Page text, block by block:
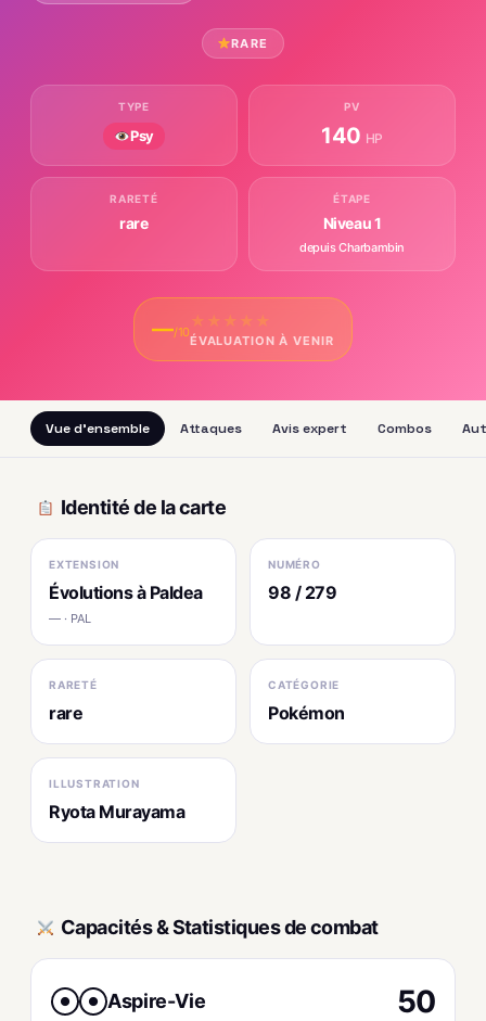
RARE
TYPE
Psy
PV
140 HP
RARETÉ
rare
ÉTAPE
Niveau 1
depuis Charbambin
—/10
★ ★ ★ ★ ★
ÉVALUATION À VENIR
Vue d'ensemble Attaques Avis expert Combos
Identité de la carte
EXTENSION
Évolutions à Paldea
— · PAL
NUMÉRO
98 / 279
RARETÉ
rare
CATÉGORIE
Pokémon
ILLUSTRATION
Ryota Murayama
Capacités & Statistiques de combat
● ● Aspire-Vie 50